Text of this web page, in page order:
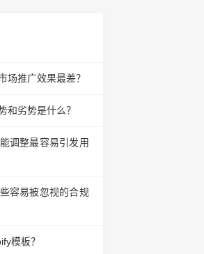
场推广效果最差？
和劣势是什么？
调整最容易引发用
容易被忽视的合规
模板？